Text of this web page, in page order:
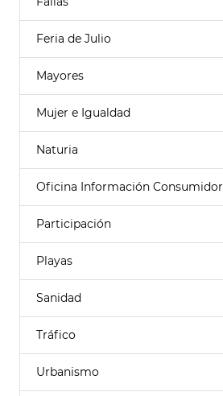
Feria de Julio
Mayores
Mujer e Igualdad
Naturia
Oficina Información Consumidor
Participación
Playas
Sanidad
Tráfico
Urbanismo